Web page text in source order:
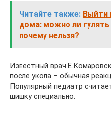
Читайте также: Выйти
дома: можно ли гулять
почему нельзя?
Известный врач
после укола – обычная
Популярный педиатр
шишку специально.